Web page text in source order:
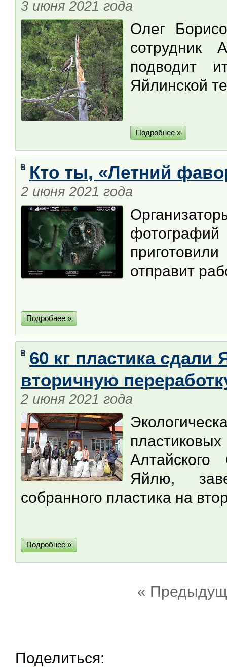
3 июня 2021 года
Олег
сотрудник
подводит
Яйлинской
Подробнее »
Кто ты, «Летний
2 июня 2021 года
отправит
Подробнее »
60 кг пластика
вторичную
2 июня 2021 года
Яйлю,
собранного пластика на
Подробнее »
«
Поделиться: